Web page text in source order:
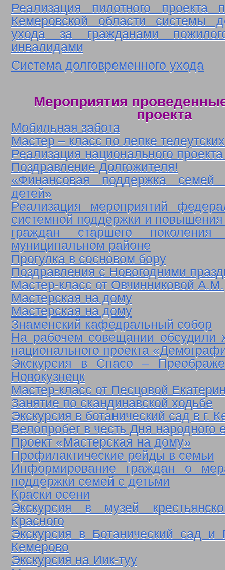
Реализация пилотного
Кемеровской области системы
ухода за гражданами
инвалидами
Система долговременного ухода
Мероприятия
проекта
Мобильная забота
Мастер – класс по лепке
Реализация национального
Поздравление Долгожителя!
«Финансовая поддержка
детей»
Реализация мероприятий
системной поддержки и повышения
граждан старшего
муниципальном районе
Прогулка в сосновом бору
Поздравления с Новогодними
Мастер-класс от Овчинниковой А.М.
Мастерская на дому
Мастерская на дому
Знаменский кафедральный собор
На рабочем совещании обсудили
национального проекта
Экскурсия в Спасо –
Новокузнецк
Мастер-класс от Песцовой
Занятие по скандинавской ходьбе
Экскурсия в ботанический сад в г.
Велопробег в честь Дня народного
Проект «Мастерская на дому»
Профилактические рейды в семьи
Информирование граждан о
поддержки семей с детьми
Краски осени
Экскурсия в музей
Красного
Экскурсия в Ботанический сад и
Кемерово
Экскурсия на Иик-туу